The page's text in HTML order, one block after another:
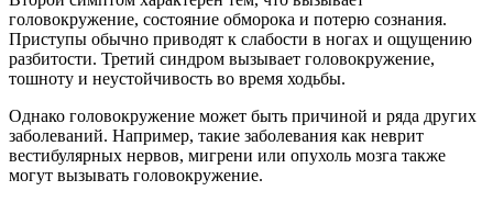
головокружение, состояние обморока и потерю сознания.
Приступы обычно приводят к слабости в ногах и ощущению
разбитости. Третий синдром вызывает головокружение,
тошноту и неустойчивость во время ходьбы.
Однако головокружение может быть причиной и ряда других
заболеваний. Например, такие заболевания как неврит
вестибулярных нервов, мигрени или опухоль мозга также
могут вызывать головокружение.